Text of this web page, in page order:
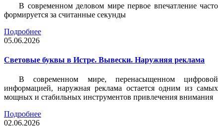
В современном деловом мире первое впечатление часто
формируется за считанные секунды
Подробнее
05.06.2026
Световые буквы в Истре. Вывески. Наружняя реклама
В современном мире, перенасыщенном цифровой
информацией, наружная реклама остается одним из самых
мощных и стабильных инструментов привлечения внимания
Подробнее
02.06.2026